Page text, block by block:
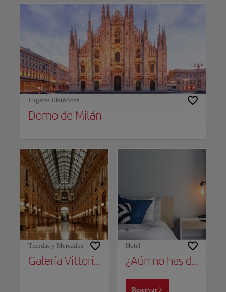
Lugares Históricos
Domo de Milán
Tiendas y Mercados
Galería Vittorio Emanuele II
Hotel
¿Aún no has decidido dónde alojarte?
Reservar